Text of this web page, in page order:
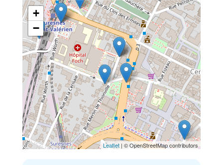
+
−
Leaflet | © OpenStreetMap contributors